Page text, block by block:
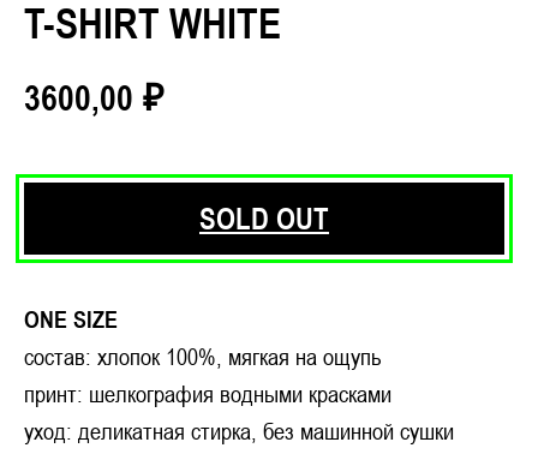
T-SHIRT WHITE
3600,00 ₽
SOLD OUT
ONE SIZE
состав: хлопок 100%, мягкая на ощупь
принт: шелкография водными красками
уход: деликатная стирка, без машинной сушки